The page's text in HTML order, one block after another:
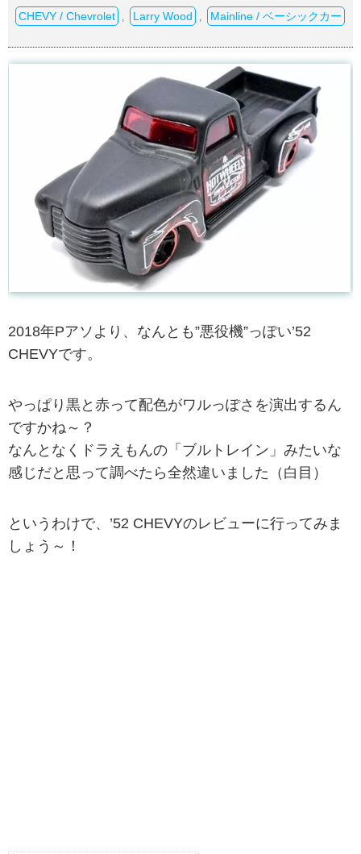
CHEVY / Chevrolet Larry Wood Mainline / ベーシックカー
2018年Pアソより、なんとも”悪役機”っぽい’52
CHEVYです。
やっぱり黒と赤って配色がワルっぽさを演出するん
ですかね～？
なんとなくドラえもんの「ブルトレイン」みたいな
感じだと思って調べたら全然違いました（白目）
というわけで、’52 CHEVYのレビューに行ってみま
しょう～！